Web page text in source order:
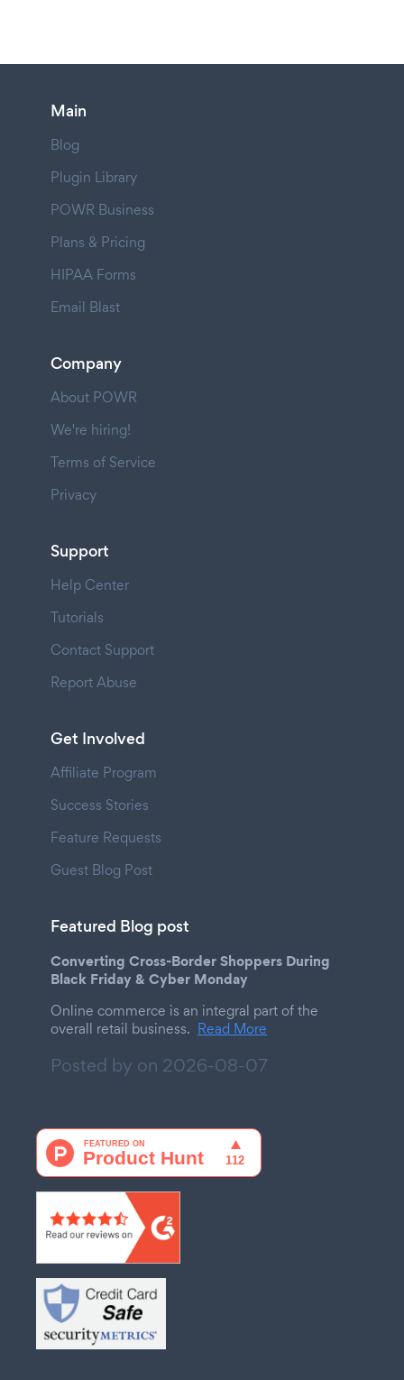
Main
Blog
Plugin Library
POWR Business
Plans & Pricing
HIPAA Forms
Email Blast
Company
About POWR
We're hiring!
Terms of Service
Privacy
Support
Help Center
Tutorials
Contact Support
Report Abuse
Get Involved
Affiliate Program
Success Stories
Feature Requests
Guest Blog Post
Featured Blog post
Converting Cross-Border Shoppers During
Black Friday & Cyber Monday
Online commerce is an integral part of the
overall retail business. Read More
Posted by on 2026-08-07